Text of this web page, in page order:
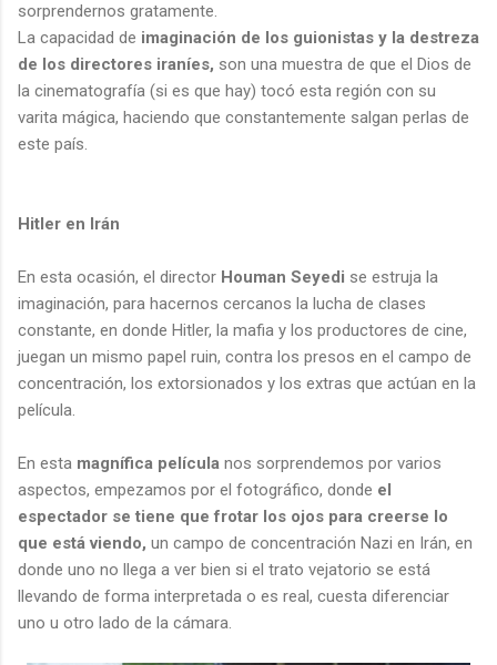
sorprendernos gratamente.
La capacidad de imaginación de los guionistas y la destreza
de los directores iraníes, son una muestra de que el Dios de
la cinematografía (si es que hay) tocó esta región con su
varita mágica, haciendo que constantemente salgan perlas de
este país.
Hitler en Irán
En esta ocasión, el director Houman Seyedi se estruja la
imaginación, para hacernos cercanos la lucha de clases
constante, en donde Hitler, la mafia y los productores de cine,
juegan un mismo papel ruin, contra los presos en el campo de
concentración, los extorsionados y los extras que actúan en la
película.
En esta magnífica película nos sorprendemos por varios
aspectos, empezamos por el fotográfico, donde el
espectador se tiene que frotar los ojos para creerse lo
que está viendo, un campo de concentración Nazi en Irán, en
donde uno no llega a ver bien si el trato vejatorio se está
llevando de forma interpretada o es real, cuesta diferenciar
uno u otro lado de la cámara.